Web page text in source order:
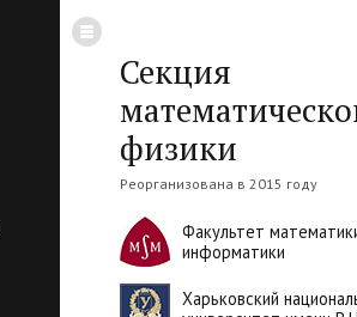
Секция
физики
Реорганизована в 2015 году
Факультет
информатики
Харьковский